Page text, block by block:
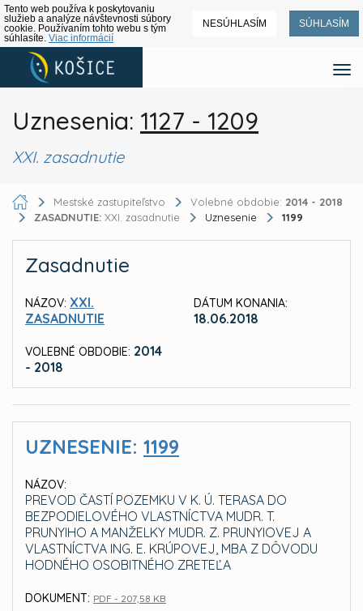
Tento web používa k poskytovaniu
služieb a analýze návštevnosti súbory
cookie. Používaním tohto webu s tým
súhlasíte. Viac informácií
NESÚHLASÍM SÚHLASÍM
Uznesenia: 1127 - 1209
XXI. zasadnutie
Mestské zastupiteľstvo Volebné obdobie: 2014 - 2018
ZASADNUTIE: XXI. zasadnutie Uznesenie 1199
Zasadnutie
NÁZOV: XXI.
ZASADNUTIE
VOLEBNÉ OBDOBIE: 2014
- 2018
DÁTUM KONANIA:
18.06.2018
UZNESENIE: 1199
NÁZOV:
PREVOD ČASTÍ POZEMKU V K. Ú. TERASA DO
BEZPODIELOVÉHO VLASTNÍCTVA MUDR. T.
PRUNYIHO A MANŽELKY MUDR. Z. PRUNYIOVEJ A
VLASTNÍCTVA ING. E. KRÚPOVEJ, MBA Z DÔVODU
HODNÉHO OSOBITNÉHO ZRETEĽA
DOKUMENT: PDF - 207,58 KB